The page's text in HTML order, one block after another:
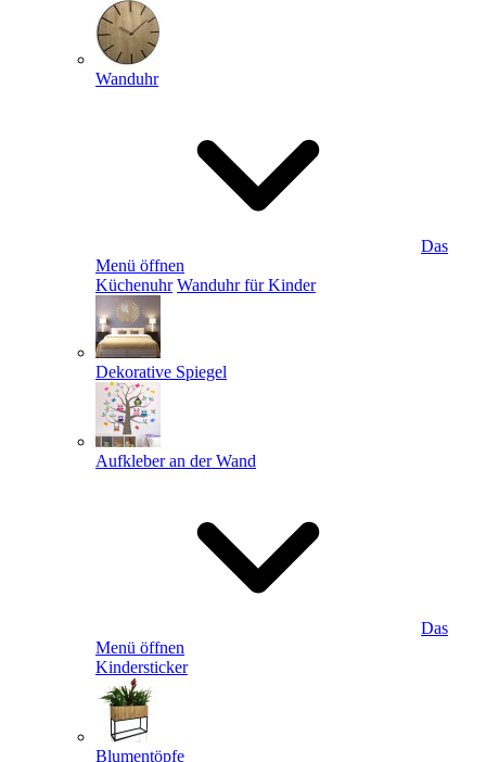
Wanduhr
Das
Menü öffnen
Küchenuhr Wanduhr für Kinder
Dekorative Spiegel
Aufkleber an der Wand
Das
Menü öffnen
Kindersticker
Blumentöpfe